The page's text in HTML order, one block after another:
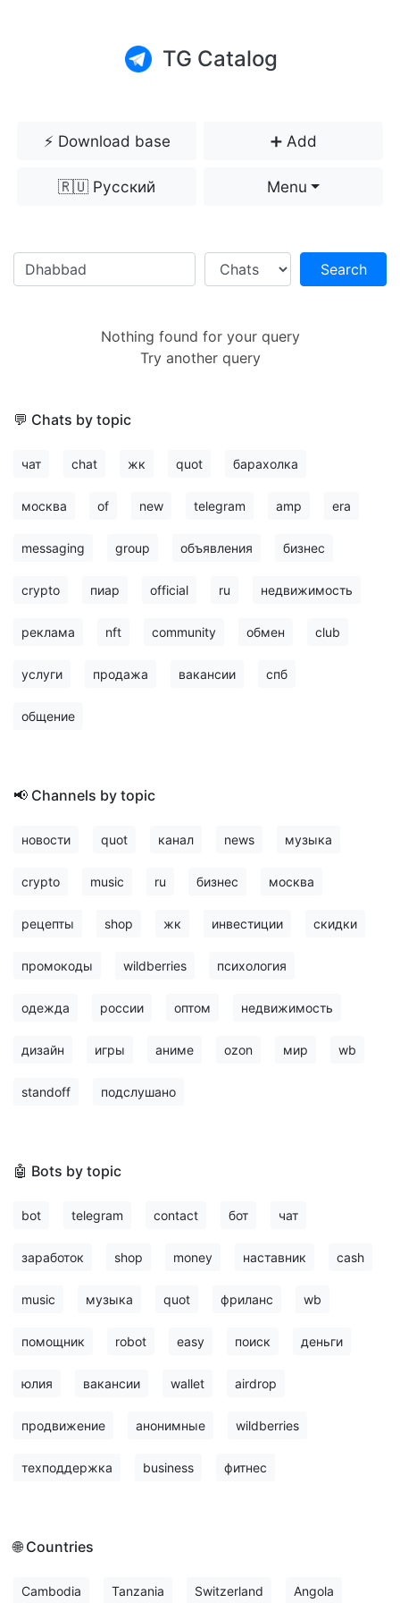
TG Catalog
⚡️ Download base ➕ Add
🇷🇺 Русский Menu
Search
Nothing found for your query
Try another query
💬 Chats by topic
чат chat жк quot барахолка
москва of new telegram amp era
messaging group объявления бизнес
crypto пиар official ru недвижимость
реклама nft community обмен club
услуги продажа вакансии спб
общение
📢 Channels by topic
новости quot канал news музыка
crypto music ru бизнес москва
рецепты shop жк инвестиции скидки
промокоды wildberries психология
одежда россии оптом недвижимость
дизайн игры аниме ozon мир wb
standoff подслушано
🤖 Bots by topic
bot telegram contact бот чат
заработок shop money наставник cash
music музыка quot фриланс wb
помощник robot easy поиск деньги
юлия вакансии wallet airdrop
продвижение анонимные wildberries
техподдержка business фитнес
🌐 Countries
Cambodia Tanzania Switzerland Angola